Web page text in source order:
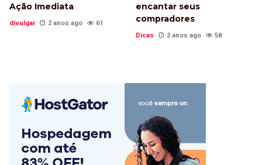
Ação Imediata
divulgar 2 anos ago 61
encantar seus
compradores
Dicas 2 anos ago 58